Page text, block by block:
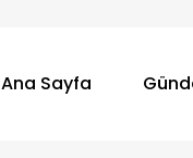
Ana Sayfa